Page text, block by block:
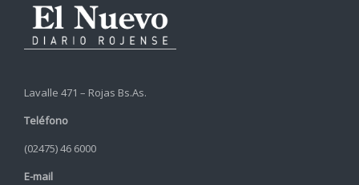
Lavalle 471 – Rojas Bs.As.
Teléfono
(02475) 46 6000
E-mail